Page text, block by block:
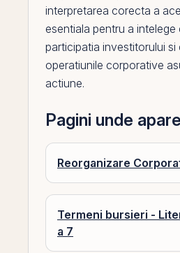
interpretarea corecta a
esentiala pentru a
participatia investitorului si
operatiunile corporative
actiune.
Pagini unde
Reorganizare
Termeni bursieri -
a 7